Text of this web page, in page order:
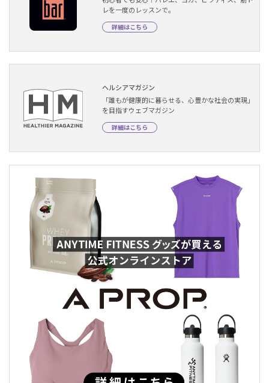
レを一度のレッスンで。
詳細はこちら
ヘルシアマガジン
「誰もが健康的に暮らせる、心豊かな社会の実現」
を目指すウェブマガジン
詳細はこちら